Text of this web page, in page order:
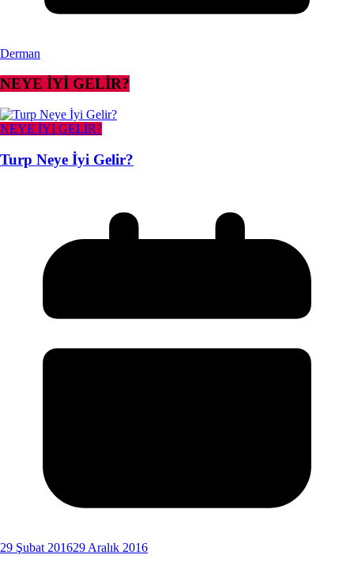
Derman
NEYE İYİ GELİR?
NEYE İYİ GELİR?
Turp Neye İyi Gelir?
29 Şubat 201629 Aralık 2016